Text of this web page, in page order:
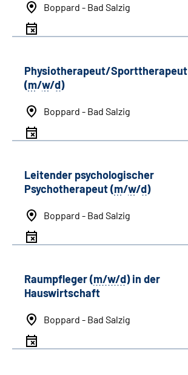
Boppard - Bad Salzig
Physiotherapeut/Sporttherapeut
(m/w/d)
Boppard - Bad Salzig
Leitender psychologischer
Psychotherapeut (m/w/d)
Boppard - Bad Salzig
Raumpfleger (m/w/d) in der
Hauswirtschaft
Boppard - Bad Salzig